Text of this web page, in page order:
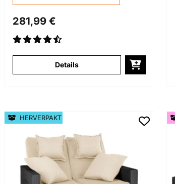
281,99 €
Details
HERVERPAKT